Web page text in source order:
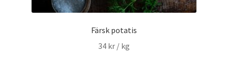
Färsk potatis
34 kr / kg